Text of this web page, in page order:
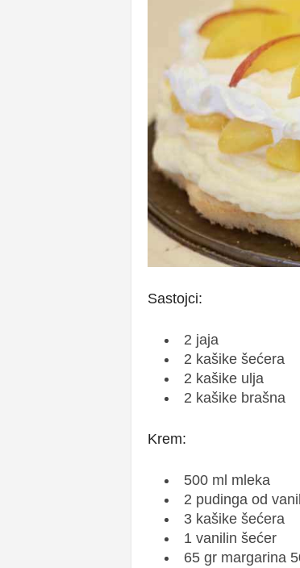
Sastojci:
2 jaja
2 kašike šećera
2 kašike ulja
2 kašike brašna
Krem:
500 ml mleka
2 pudinga od
3 kašike šećera
1 vanilin šećer
65 gr margarina